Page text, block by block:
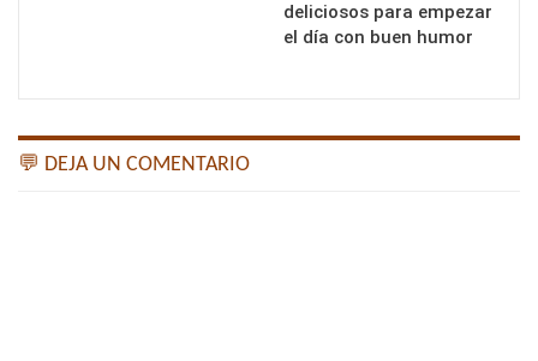
deliciosos para empezar
el día con buen humor
💬 DEJA UN COMENTARIO